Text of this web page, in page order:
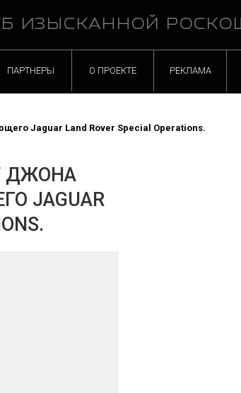
ИЗЫСКАННОЙ
ПАРТНЕРЫ О ПРОЕКТЕ РЕКЛАМА
Jaguar Land Rover Special Operations.
ДЖОНА
JAGUAR